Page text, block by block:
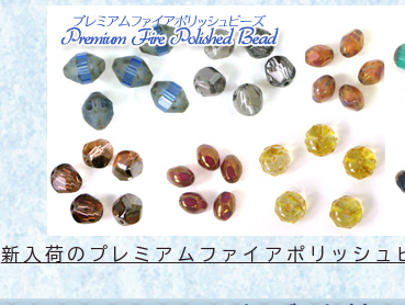
新入荷のプレミアムファイアポリッシュ